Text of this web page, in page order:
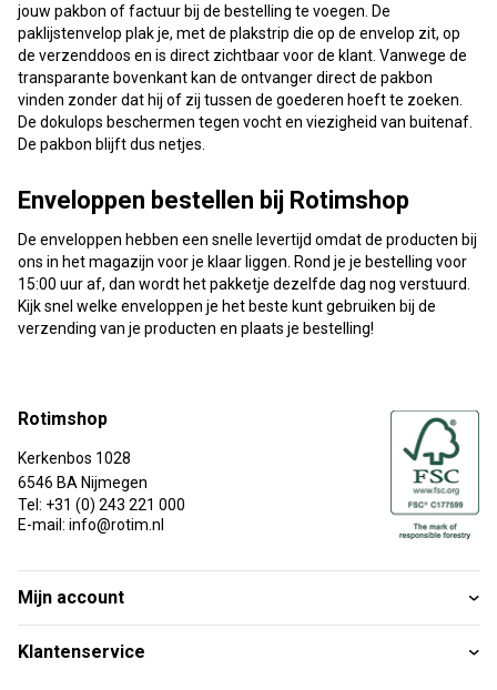
jouw pakbon of factuur bij de bestelling te voegen. De
paklijstenvelop plak je, met de plakstrip die op de envelop zit, op
de verzenddoos en is direct zichtbaar voor de klant. Vanwege de
transparante bovenkant kan de ontvanger direct de pakbon
vinden zonder dat hij of zij tussen de goederen hoeft te zoeken.
De dokulops beschermen tegen vocht en viezigheid van buitenaf.
De pakbon blijft dus netjes.
Enveloppen bestellen bij Rotimshop
De enveloppen hebben een snelle levertijd omdat de producten bij
ons in het magazijn voor je klaar liggen. Rond je je bestelling voor
15:00 uur af, dan wordt het pakketje dezelfde dag nog verstuurd.
Kijk snel welke enveloppen je het beste kunt gebruiken bij de
verzending van je producten en plaats je bestelling!
Rotimshop
Kerkenbos 1028
6546 BA Nijmegen
Tel: +31 (0) 243 221 000
E-mail: info@rotim.nl
Mijn account
Klantenservice